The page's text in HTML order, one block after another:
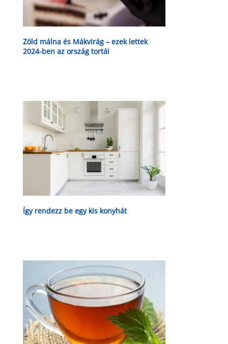
Zöld málna és Mákvirág – ezek lettek
2024-ben az ország tortái
Így rendezz be egy kis konyhát